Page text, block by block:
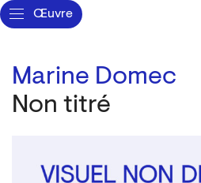
Œuvre
Marine Domec
Non titré